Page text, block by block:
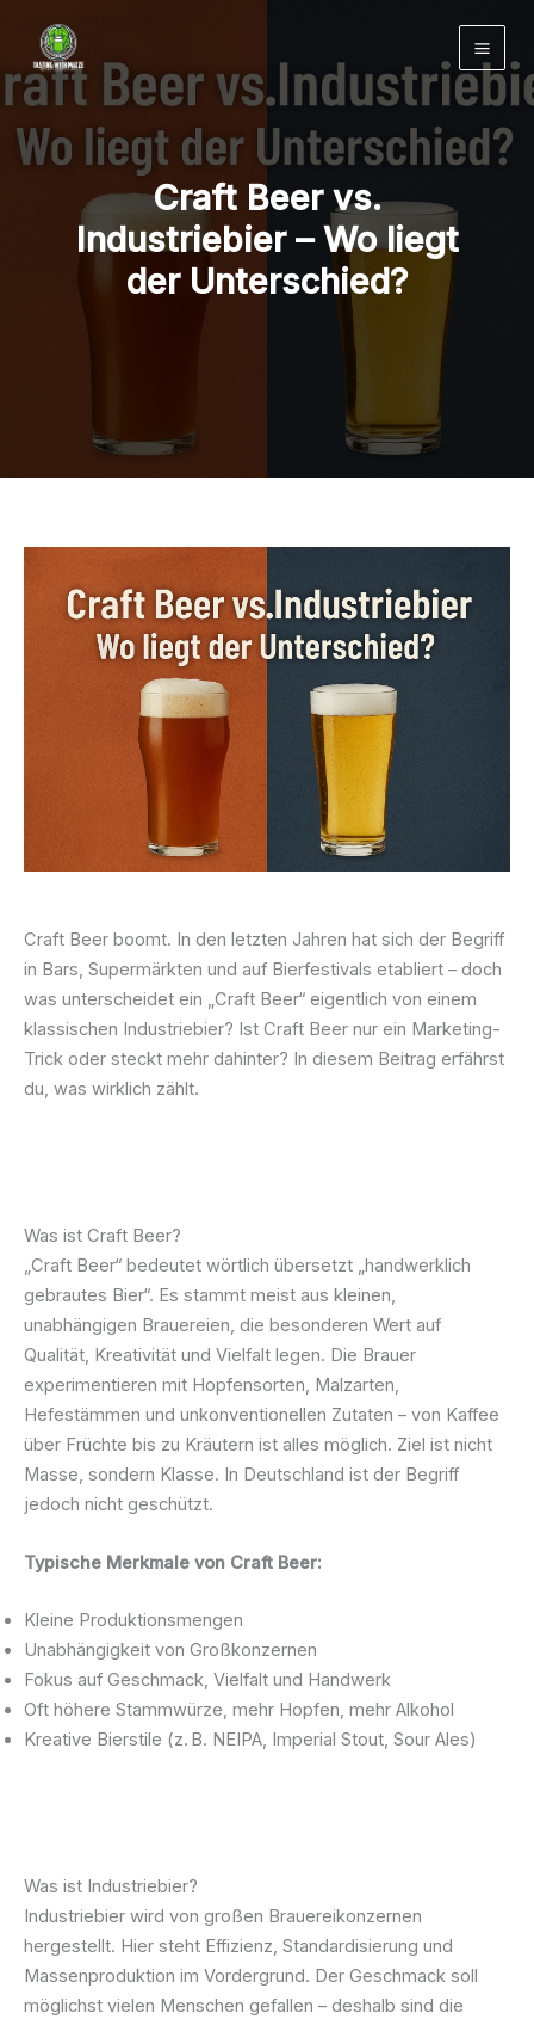
Inhalt
springen
Craft Beer vs.
Industriebier – Wo liegt
der Unterschied?
Craft Beer boomt. In den letzten Jahren hat sich der Begriff
in Bars, Supermärkten und auf Bierfestivals etabliert – doch
was unterscheidet ein „Craft Beer“ eigentlich von einem
klassischen Industriebier? Ist Craft Beer nur ein Marketing-
Trick oder steckt mehr dahinter? In diesem Beitrag erfährst
du, was wirklich zählt.
Was ist Craft Beer?
„Craft Beer“ bedeutet wörtlich übersetzt „handwerklich
gebrautes Bier“. Es stammt meist aus kleinen,
unabhängigen Brauereien, die besonderen Wert auf
Qualität, Kreativität und Vielfalt legen. Die Brauer
experimentieren mit Hopfensorten, Malzarten,
Hefestämmen und unkonventionellen Zutaten – von Kaffee
über Früchte bis zu Kräutern ist alles möglich. Ziel ist nicht
Masse, sondern Klasse. In Deutschland ist der Begriff
jedoch nicht geschützt.
Typische Merkmale von Craft Beer:
Kleine Produktionsmengen
Unabhängigkeit von Großkonzernen
Fokus auf Geschmack, Vielfalt und Handwerk
Oft höhere Stammwürze, mehr Hopfen, mehr Alkohol
Kreative Bierstile (z. B. NEIPA, Imperial Stout, Sour Ales)
Was ist Industriebier?
Industriebier wird von großen Brauereikonzernen
hergestellt. Hier steht Effizienz, Standardisierung und
Massenproduktion im Vordergrund. Der Geschmack soll
möglichst vielen Menschen gefallen – deshalb sind die